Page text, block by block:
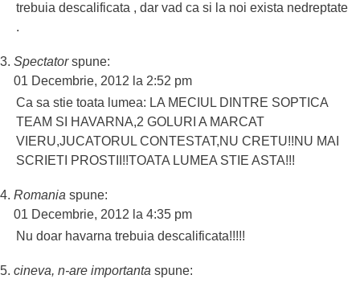
trebuia descalificata , dar vad ca si la noi exista nedreptate
.
Spectator spune:
01 Decembrie, 2012 la 2:52 pm
Ca sa stie toata lumea: LA MECIUL DINTRE SOPTICA
TEAM SI HAVARNA,2 GOLURI A MARCAT
VIERU,JUCATORUL CONTESTAT,NU CRETU!!NU MAI
SCRIETI PROSTII!!TOATA LUMEA STIE ASTA!!!
Romania spune:
01 Decembrie, 2012 la 4:35 pm
Nu doar havarna trebuia descalificata!!!!!
cineva, n-are importanta spune: